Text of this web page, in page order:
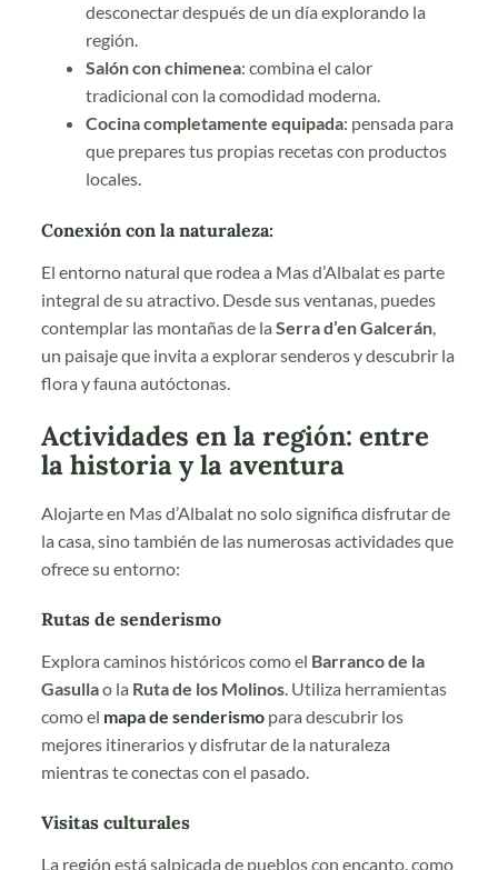
desconectar después de un día explorando la
región.
Salón con chimenea: combina el calor
tradicional con la comodidad moderna.
Cocina completamente equipada: pensada para
que prepares tus propias recetas con productos
locales.
Conexión con la naturaleza:
El entorno natural que rodea a Mas d’Albalat es parte
integral de su atractivo. Desde sus ventanas, puedes
contemplar las montañas de la Serra d’en Galcerán,
un paisaje que invita a explorar senderos y descubrir la
flora y fauna autóctonas.
Actividades en la región: entre
la historia y la aventura
Alojarte en Mas d’Albalat no solo significa disfrutar de
la casa, sino también de las numerosas actividades que
ofrece su entorno:
Rutas de senderismo
Explora caminos históricos como el Barranco de la
Gasullao la Ruta de los Molinos. Utiliza herramientas
como el mapa de senderismopara descubrir los
mejores itinerarios y disfrutar de la naturaleza
mientras te conectas con el pasado.
Visitas culturales
La región está salpicada de pueblos con encanto, como